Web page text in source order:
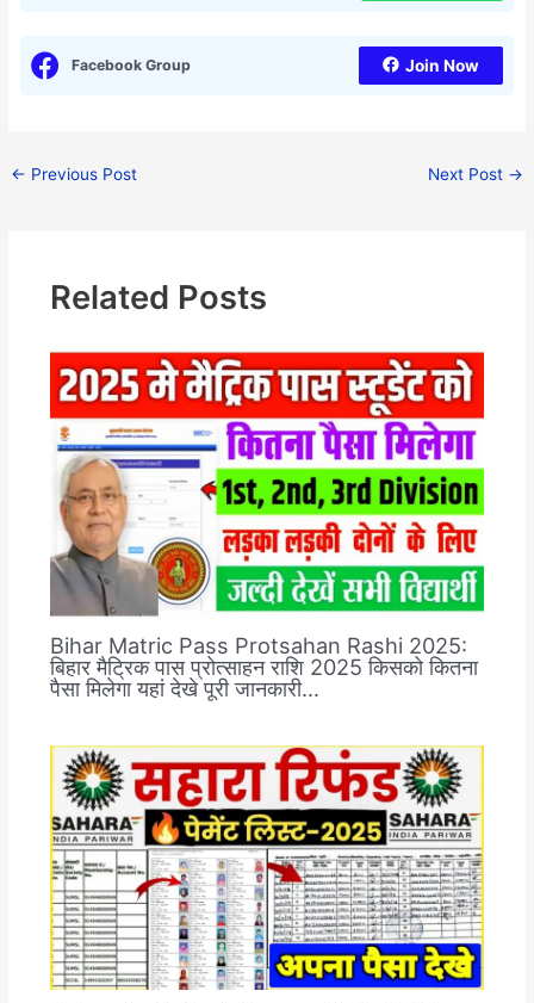
Facebook Group Join Now
← Previous Post Next Post →
Related Posts
Bihar Matric Pass Protsahan Rashi 2025:
बिहार मैट्रिक पास प्रोत्साहन राशि 2025 किसको कितना
पैसा मिलेगा यहां देखे पूरी जानकारी…